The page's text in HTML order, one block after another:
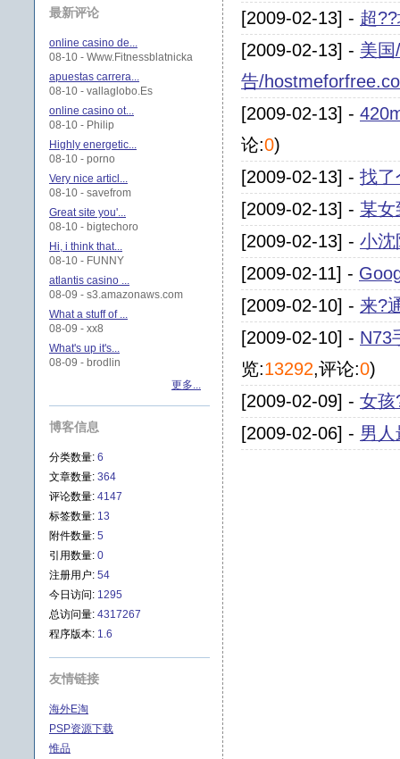
[2009-02-13] - 超
[2009-02-13] - 美
告/
[2009-02-13] -
论:0)
[2009-02-13] - 找了
[2009-02-13] - 某
[2009-02-13] - 小沈
[2009-02-11] -
[2009-02-10] - 来?
[2009-02-10] - N73
览:13292,评论:0)
[2009-02-09] - 女孩
[2009-02-06] - 男
最新评论
online casino de...
08-10 - Www.Fitnessblatnicka
apuestas carrera...
08-10 - vallaglobo.Es
online casino ot...
08-10 - Philip
Highly energetic...
08-10 - porno
Very nice articl...
08-10 - savefrom
Great site you'...
08-10 - bigtechoro
Hi, i think that...
08-10 - FUNNY
atlantis casino ...
08-09 - s3.amazonaws.com
What a stuff of ...
08-09 - xx8
What's up it's...
08-09 - brodlin
更多...
博客信息
分类数量: 6
文章数量: 364
评论数量: 4147
标签数量: 13
附件数量: 5
引用数量: 0
注册用户: 54
今日访问: 1295
总访问量: 4317267
程序版本: 1.6
友情链接
海外E淘
PSP资源下载
惟品